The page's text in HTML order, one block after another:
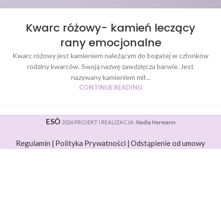
Kwarc różowy- kamień leczący
rany emocjonalne
Kwarc różowy jest kamieniem należącym do bogatej w członków
rodziny kwarców. Swoją nazwę zawdzięcza barwie. Jest
nazywany kamieniem mił...
CONTINUE READING
ESÔ 2026 PROJEKT I REALIZACJA: Nadia Hermann
Regulamin | Polityka Prywatności | Odstąpienie od umowy